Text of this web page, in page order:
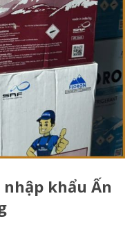
nhập khẩu Ấn